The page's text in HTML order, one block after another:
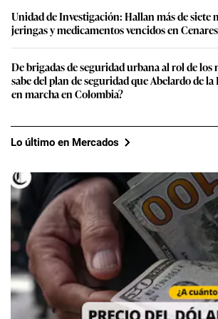
Unidad de Investigación: Hallan más de siete
jeringas y medicamentos vencidos en
De brigadas de seguridad urbana al rol de los
sabe del plan de seguridad que Abelardo de
en marcha en Colombia?
Lo último en Mercados